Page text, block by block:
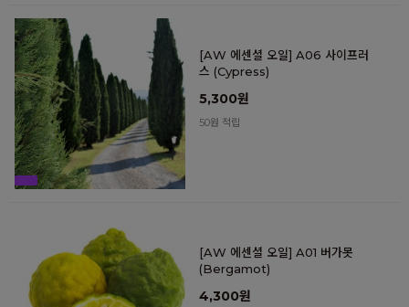
[AW 에센셜 오일] A06 사이프러
스 (Cypress)
5,300원
50원 적립
[AW 에센셜 오일] A01 버가못
(Bergamot)
4,300원